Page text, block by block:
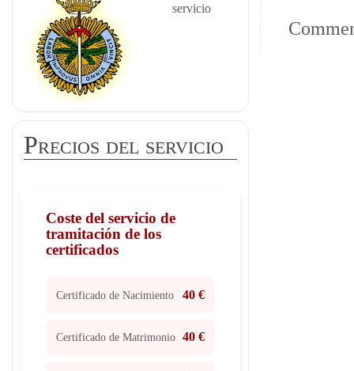
servicio
Precios del servicio
Coste del servicio de
tramitación de los
certificados
Certificado de Nacimiento 40 €
Certificado de Matrimonio 40 €